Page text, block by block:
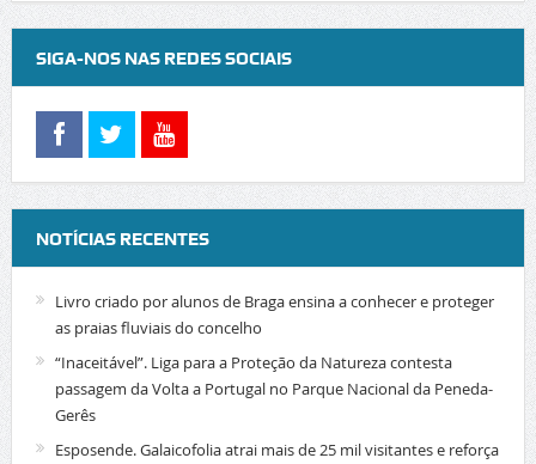
SIGA-NOS NAS REDES SOCIAIS
NOTÍCIAS RECENTES
Livro criado por alunos de Braga ensina a conhecer e proteger
as praias fluviais do concelho
“Inaceitável”. Liga para a Proteção da Natureza contesta
passagem da Volta a Portugal no Parque Nacional da Peneda-
Gerês
Esposende. Galaicofolia atrai mais de 25 mil visitantes e reforça